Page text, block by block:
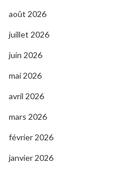
août 2026
juillet 2026
juin 2026
mai 2026
avril 2026
mars 2026
février 2026
janvier 2026